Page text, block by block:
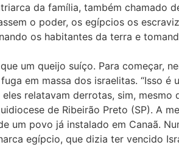
da família, também chamado
o poder, os egípcios os
os habitantes da terra e
um queijo suíço. Para começar,
em massa dos israelitas.
relatavam derrotas, sim,
de Ribeirão Preto (SP). A
um povo já instalado em Canaã.
egípcio, que dizia ter vencido